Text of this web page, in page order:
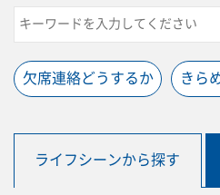
欠席連絡どうするか きら
ライフシーンから探す